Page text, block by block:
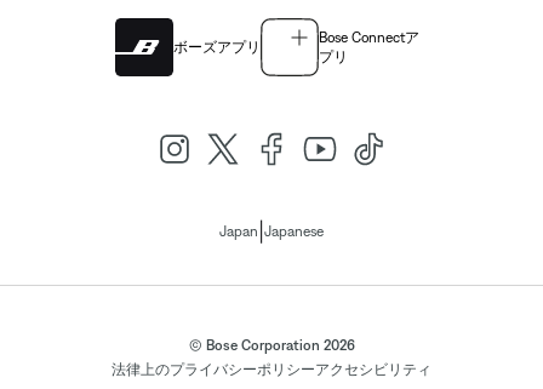
ボーズアプリ
Bose Connectア
プリ
Japan Japanese
© Bose Corporation 2026
法律上のプライバシーポリシーアクセシビリティ